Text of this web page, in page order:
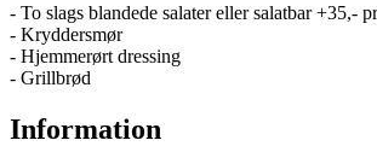
- To slags blandede salater eller salatbar +35,-
- Kryddersmør
- Hjemmerørt dressing
- Grillbrød
Information